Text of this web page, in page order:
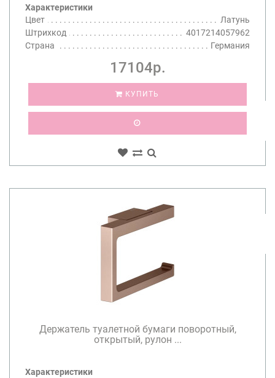
Характеристики
Цвет
Латунь
Штрихкод
4017214057962
Страна
Германия
17104р.
КУПИТЬ
Держатель туалетной бумаги поворотный,
открытый, рулон ...
Характеристики